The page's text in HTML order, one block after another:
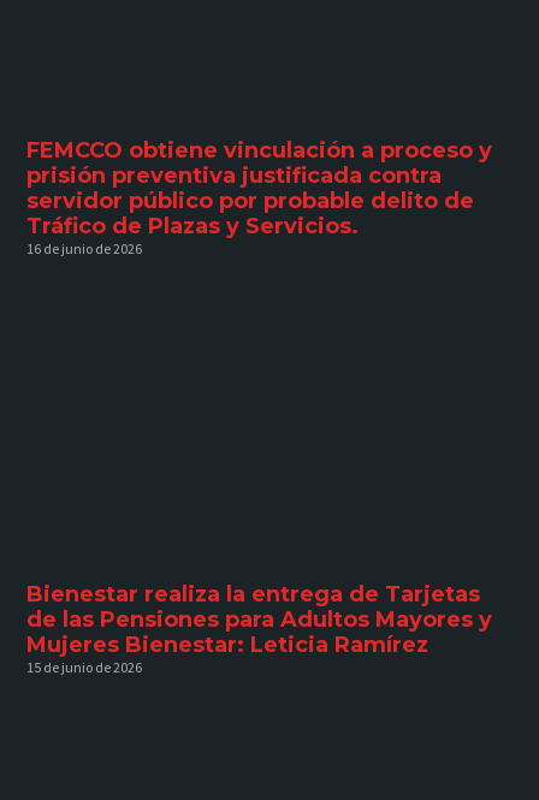
FEMCCO obtiene vinculación a proceso y
prisión preventiva justificada contra
servidor público por probable delito de
Tráfico de Plazas y Servicios.
16 de junio de 2026
Bienestar realiza la entrega de Tarjetas
de las Pensiones para Adultos Mayores y
Mujeres Bienestar: Leticia Ramírez
15 de junio de 2026